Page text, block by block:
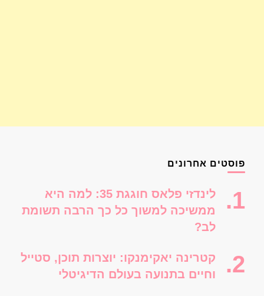
פוסטים אחרונים
לינדזי פלאס חוגגת 35: למה היא
ממשיכה למשוך כל כך הרבה תשומת
לב?
קטרינה יאקימנקו: יוצרות תוכן, סטייל
וחיים בתנועה בעולם הדיגיטלי